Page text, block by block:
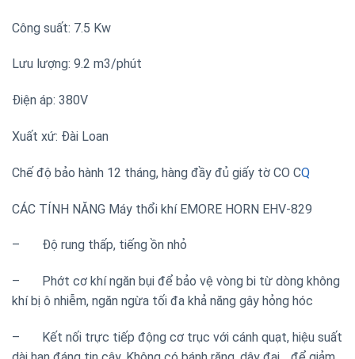
Công suất: 7.5 Kw
Lưu lượng: 9.2 m3/phút
Điện áp: 380V
Xuất xứ: Đài Loan
Chế độ bảo hành 12 tháng, hàng đầy đủ giấy tờ CO CQ
CÁC TÍNH NĂNG Máy thổi khí EMORE HORN EHV-829
– Độ rung thấp, tiếng ồn nhỏ
– Phớt cơ khí ngăn bụi để bảo vệ vòng bi từ dòng không
khí bị ô nhiễm, ngăn ngừa tối đa khả năng gây hỏng hóc
– Kết nối trực tiếp động cơ trục với cánh quạt, hiệu suất